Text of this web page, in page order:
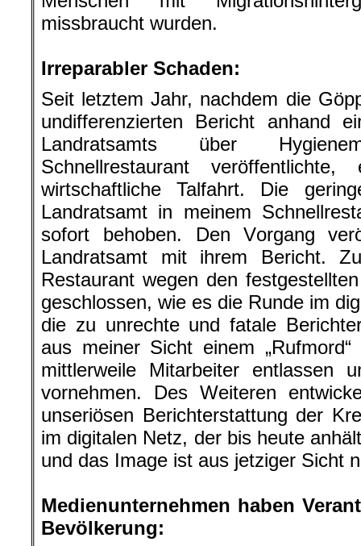
missbraucht wurden.
Irreparabler Schaden:
Seit letztem Jahr, nachdem die
undifferenzierten Bericht anhand
Landratsamts über
Schnellrestaurant
wirtschaftliche Talfahrt. Die
Landratsamt in meinem
sofort behoben. Den Vorgang
Landratsamt mit ihrem Bericht.
Restaurant wegen den
geschlossen, wie es die Runde im
die zu unrechte und fatale
aus meiner Sicht einem
mittlerweile Mitarbeiter entlassen
vornehmen. Des Weiteren
unseriösen Berichterstattung der
im digitalen Netz, der bis heute
und das Image ist aus jetziger Sicht
Medienunternehmen haben
Bevölkerung: